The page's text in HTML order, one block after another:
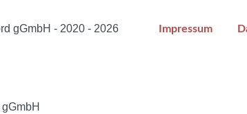
gGmbH - 2020 - 2026 Impressum